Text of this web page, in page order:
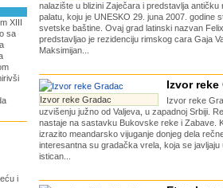
XIII
sa
i
nalazište u blizini Zaječara i predstavlja
palatu, koju je UNESKO 29. juna 2007. godine
svetske baštine. Ovaj grad latinski nazvan
predstavljao je rezidenciju rimskog cara Gaja
Maksimijan...
Izvor reke Gradac
Izvor reke
Izvor reke
uzvišenju južno od Valjeva, u zapadnoj Srbiji.
nastaje na sastavku Bukovske reke i Zabave.
izrazito meandarsko vijuganje donjeg dela
interesantna su gradačka vrela, koja se javljaju
istican...